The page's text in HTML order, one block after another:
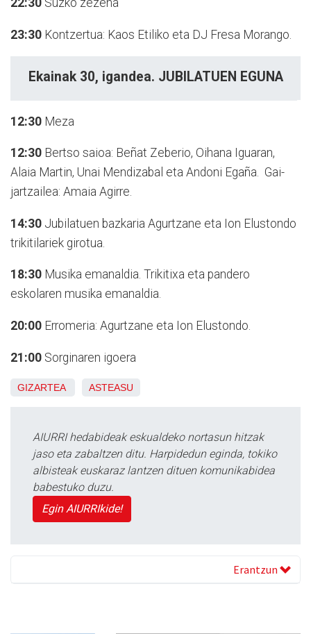
22:30 Suzko zezena
23:30 Kontzertua: Kaos Etiliko eta DJ Fresa Morango.
Ekainak 30, igandea. JUBILATUEN EGUNA
12:30 Meza
12:30 Bertso saioa: Beñat Zeberio, Oihana Iguaran,
Alaia Martin, Unai Mendizabal eta Andoni Egaña. Gai-
jartzailea: Amaia Agirre.
14:30 Jubilatuen bazkaria Agurtzane eta Ion Elustondo
trikitilariek girotua.
18:30 Musika emanaldia. Trikitixa eta pandero
eskolaren musika emanaldia.
20:00 Erromeria: Agurtzane eta Ion Elustondo.
21:00 Sorginaren igoera
GIZARTEA ASTEASU
AIURRI hedabideak eskualdeko nortasun hitzak
jaso eta zabaltzen ditu. Harpidedun eginda, tokiko
albisteak euskaraz lantzen dituen komunikabidea
babestuko duzu.
Egin AIURRIkide!
Erantzun